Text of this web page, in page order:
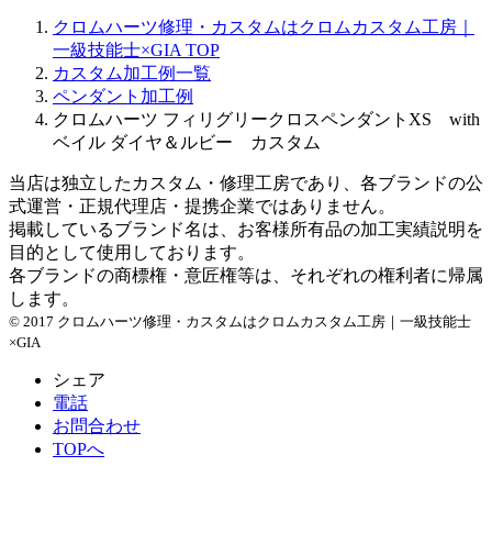
クロムハーツ修理・カスタムはクロムカスタム工房｜
一級技能士×GIA TOP
カスタム加工例一覧
ペンダント加工例
クロムハーツ フィリグリークロスペンダントXS with
ベイル ダイヤ＆ルビー カスタム
当店は独立したカスタム・修理工房であり、各ブランドの公
式運営・正規代理店・提携企業ではありません。
掲載しているブランド名は、お客様所有品の加工実績説明を
目的として使用しております。
各ブランドの商標権・意匠権等は、それぞれの権利者に帰属
します。
© 2017 クロムハーツ修理・カスタムはクロムカスタム工房｜一級技能士
×GIA
シェア
電話
お問合わせ
TOPへ